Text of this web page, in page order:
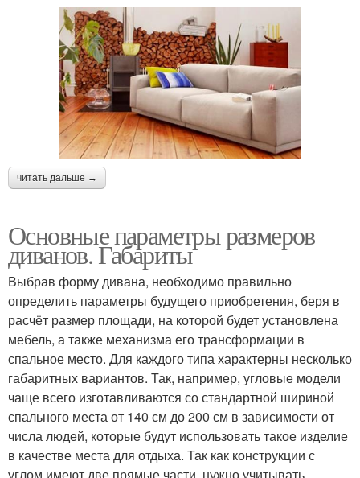
читать дальше →
Основные параметры размеров
диванов. Габариты
Выбрав форму дивана, необходимо правильно
определить параметры будущего приобретения, беря в
расчёт размер площади, на которой будет установлена
мебель, а также механизма его трансформации в
спальное место. Для каждого типа характерны несколько
габаритных вариантов. Так, например, угловые модели
чаще всего изготавливаются со стандартной шириной
спального места от 140 см до 200 см в зависимости от
числа людей, которые будут использовать такое изделие
в качестве места для отдыха. Так как конструкции с